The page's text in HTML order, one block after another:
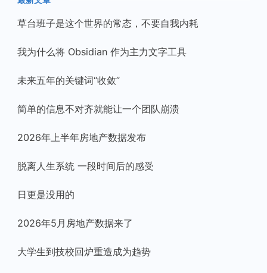
草台班子是这个世界的常态，不要自我内耗
我为什么将 Obsidian 作为主力文字工具
未来五年的关键词“收敛”
简单的信息不对齐就能让一个团队崩溃
2026年上半年房地产数据发布
脱离人生系统 一段时间后的感受
日更是没用的
2026年5月房地产数据来了
大学生到技校回炉重造成为趋势